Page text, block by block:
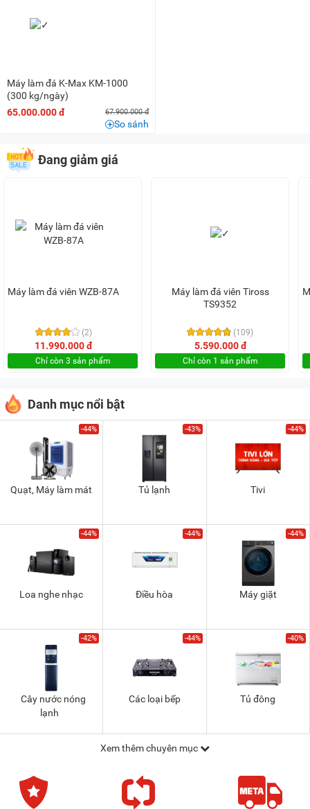
Máy làm đá K-Max KM-1000
(300 kg/ngày)
65.000.000 đ
67.900.000 đ
So sánh
Đang giảm giá
Máy làm đá viên WZB-87A
(2)
11.990.000 đ
Chỉ còn 3 sản phẩm
Máy làm đá viên Tiross
TS9352
(109)
5.590.000 đ
Chỉ còn 1 sản phẩm
Danh mục nổi bật
-44%
Quạt, Máy làm mát
-43%
Tủ lạnh
-44%
Tivi
-44%
Loa nghe nhạc
-44%
Điều hòa
-44%
Máy giặt
-42%
Cây nước nóng
lạnh
-44%
Các loại bếp
-40%
Tủ đông
Xem thêm chuyên mục